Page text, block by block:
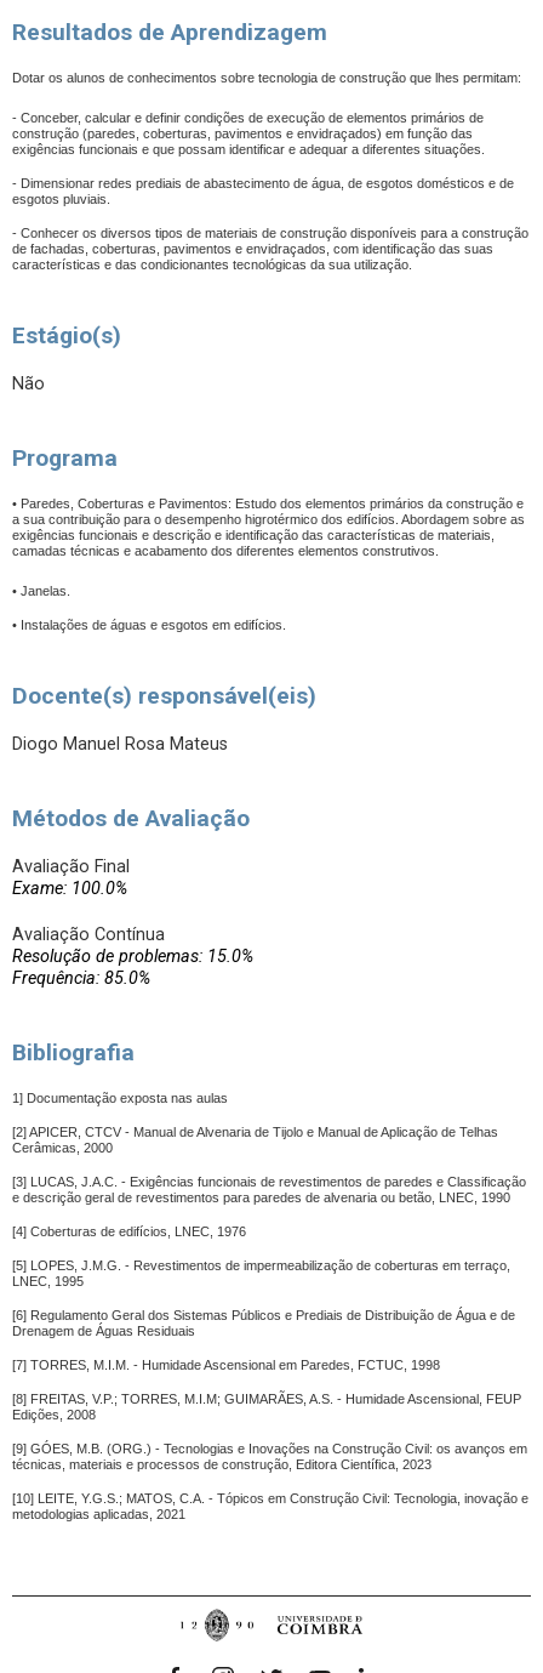
Resultados de Aprendizagem
Dotar os alunos de conhecimentos sobre tecnologia de construção que lhes permitam:
- Conceber, calcular e definir condições de execução de elementos primários de
construção (paredes, coberturas, pavimentos e envidraçados) em função das
exigências funcionais e que possam identificar e adequar a diferentes situações.
- Dimensionar redes prediais de abastecimento de água, de esgotos domésticos e de
esgotos pluviais.
- Conhecer os diversos tipos de materiais de construção disponíveis para a construção
de fachadas, coberturas, pavimentos e envidraçados, com identificação das suas
características e das condicionantes tecnológicas da sua utilização.
Estágio(s)
Não
Programa
• Paredes, Coberturas e Pavimentos: Estudo dos elementos primários da construção e
a sua contribuição para o desempenho higrotérmico dos edifícios. Abordagem sobre as
exigências funcionais e descrição e identificação das características de materiais,
camadas técnicas e acabamento dos diferentes elementos construtivos.
• Janelas.
• Instalações de águas e esgotos em edifícios.
Docente(s) responsável(eis)
Diogo Manuel Rosa Mateus
Métodos de Avaliação
Avaliação Final
Exame: 100.0%
Avaliação Contínua
Resolução de problemas: 15.0%
Frequência: 85.0%
Bibliografia
1] Documentação exposta nas aulas
[2] APICER, CTCV - Manual de Alvenaria de Tijolo e Manual de Aplicação de Telhas
Cerâmicas, 2000
[3] LUCAS, J.A.C. - Exigências funcionais de revestimentos de paredes e Classificação
e descrição geral de revestimentos para paredes de alvenaria ou betão, LNEC, 1990
[4] Coberturas de edifícios, LNEC, 1976
[5] LOPES, J.M.G. - Revestimentos de impermeabilização de coberturas em terraço,
LNEC, 1995
[6] Regulamento Geral dos Sistemas Públicos e Prediais de Distribuição de Água e de
Drenagem de Águas Residuais
[7] TORRES, M.I.M. - Humidade Ascensional em Paredes, FCTUC, 1998
[8] FREITAS, V.P.; TORRES, M.I.M; GUIMARÃES, A.S. - Humidade Ascensional, FEUP
Edições, 2008
[9] GÓES, M.B. (ORG.) - Tecnologias e Inovações na Construção Civil: os avanços em
técnicas, materiais e processos de construção, Editora Científica, 2023
[10] LEITE, Y.G.S.; MATOS, C.A. - Tópicos em Construção Civil: Tecnologia, inovação e
metodologias aplicadas, 2021